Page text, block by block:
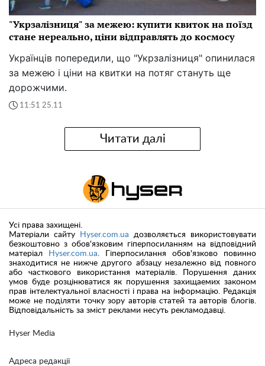
"Укрзалізниця" за межею: купити квиток на поїзд
стане нереально, ціни відправлять до космосу
Українців попередили, що "Укрзалізниця" опинилася
за межею і ціни на квитки на потяг стануть ще
дорожчими.
11:51 25.11
Читати далі
Hyser Media
Адреса редакції
Усі права захищені.
Матеріали сайту
Hyser.com.ua дозволяється використовувати
безкоштовно з обов'язковим гіперпосиланням на відповідний
матеріал
Hyser.com.ua. Гіперпосилання обов'язково повинно
знаходитися не нижче другого абзацу незалежно від повного
або часткового використання матеріалів. Порушення даних
умов буде розцінюватися як порушення захищаемих законом
прав інтелектуальної власності і права на інформацію. Редакція
може не поділяти точку зору авторів статей та авторів блогів.
Відповідальність за зміст реклами несуть рекламодавці.